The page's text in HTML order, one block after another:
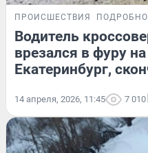
ПРОИСШЕСТВИЯ
Водитель
врезался в фуру
Екатеринбург,
14 апреля, 2026, 11:45 7 010